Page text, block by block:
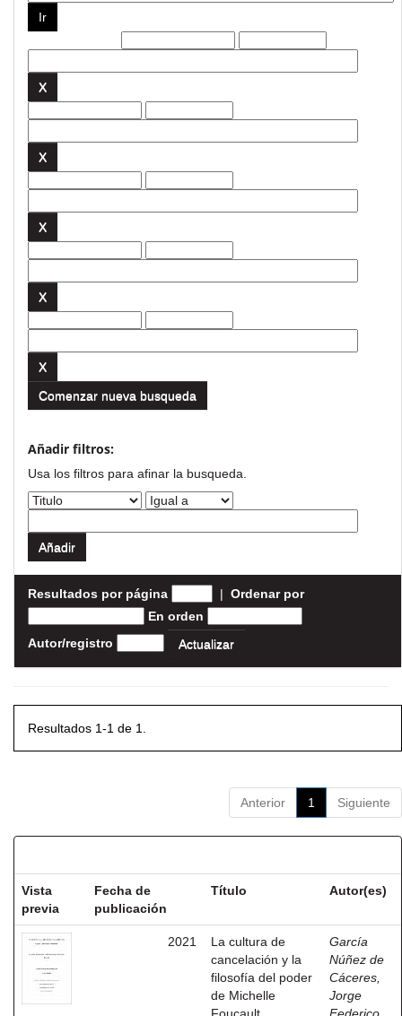
Comenzar nueva busqueda
Añadir filtros:
Usa los filtros para afinar la busqueda.
Resultados por página | Ordenar por
En orden
Autor/registro
Resultados 1-1 de 1.
Anterior 1 Siguiente
Vista
previa
Fecha de
publicación
Título Autor(es)
2021
La cultura de
cancelación y la
filosofía del poder
de Michelle
García
Núñez de
Cáceres,
Jorge